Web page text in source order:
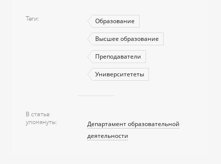
Теги Образование
Высшее образование
Преподаватели
Университететы
В статье
упомянуты
Департамент образовательной
деятельности